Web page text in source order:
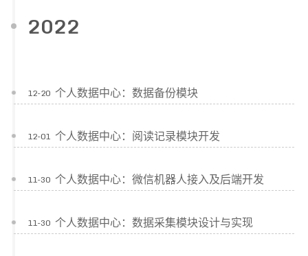
2022
个人数据中心：数据备份模块
12-20
个人数据中心：阅读记录模块开发
12-01
个人数据中心：微信机器人接入及后端开发
11-30
个人数据中心：数据采集模块设计与实现
11-30